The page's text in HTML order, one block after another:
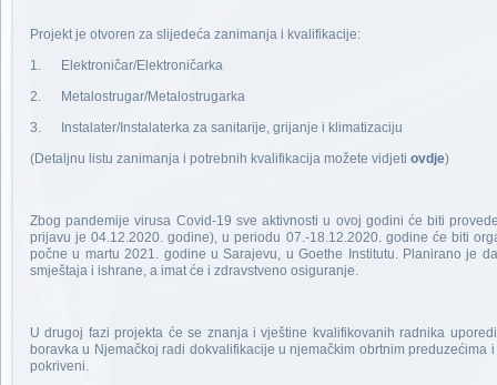
Projekt je otvoren za slijedeća zanimanja i kvalifikacije:
1. Elektroničar/Elektroničarka
2. Metalostrugar/Metalostrugarka
3. Instalater/Instalaterka za sanitarije, grijanje i klimatizaciju
(Detaljnu listu zanimanja i potrebnih kvalifikacija možete vidjeti ovdje)
Zbog pandemije virusa Covid-19 sve aktivnosti u ovoj godini će biti
prijavu je 04.12.2020. godine), u periodu 07.-18.12.2020. godine će biti
počne u martu 2021. godine u Sarajevu, u Goethe Institutu. Planirano je
smještaja i ishrane, a imat će i zdravstveno osiguranje.
U drugoj fazi projekta će se znanja i vještine kvalifikovanih radnika
boravka u Njemačkoj radi dokvalifikacije u njemačkim obrtnim
pokriveni.